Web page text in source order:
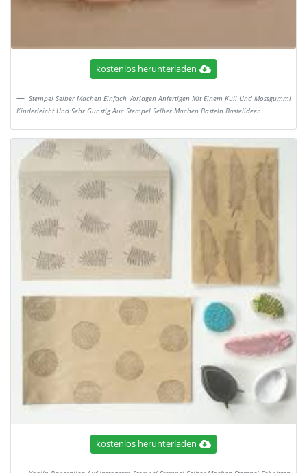
kostenlos herunterladen
Stempel Selber Machen Einfach Vorlagen Anfertigen Mit Einem Kuli Und Mossgummi
Kinderleicht Und Sehr Gunstig Auc Stempel Selber Machen Basteln Bastelideen
kostenlos herunterladen